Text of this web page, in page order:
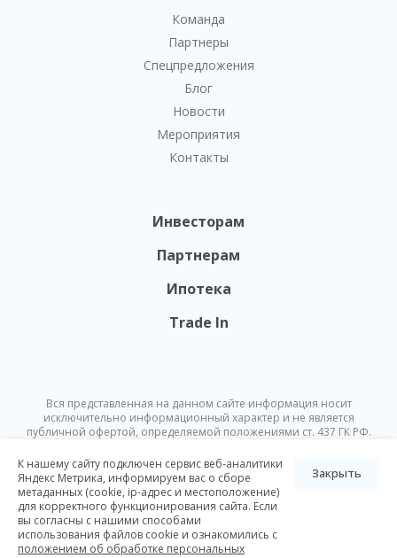
Команда
Партнеры
Спецпредложения
Блог
Новости
Мероприятия
Контакты
Инвесторам
Партнерам
Ипотека
Trade In
Вся представленная на данном сайте информация носит
исключительно информационный характер и не является
публичной офертой, определяемой положениями ст. 437 ГК РФ.
изменена в любое время без предварительного уведомления.
© Nikoliers 2026
Положение об обработке персональных данных
Разработка Pictus
К нашему сайту подключен сервис веб-аналитики
Яндекс Метрика, информируем вас о сборе
метаданных (cookie, ip-адрес и местоположение)
для корректного функционирования сайта. Если
вы согласны с нашими способами
использования файлов cookie и ознакомились с
положением об обработке персональных
Закрыть